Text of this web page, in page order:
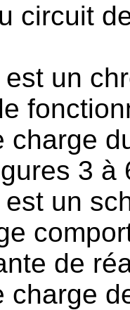
circuit
un
charge
3 à
un
de
charge